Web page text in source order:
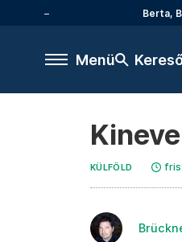
Berta,
Menü
KÜLFÖLD